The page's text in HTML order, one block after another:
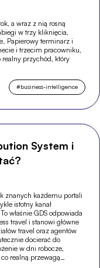
a wraz z nią rosną
w trzy kliknięcia,
Papierowy terminarz i
i trzecim pracowniku,
realny przychód, który
#business-intelligence
System i
znanych każdemu portali
istotny kanał
właśnie GDS odpowiada
travel i stanowi główne
travel oraz agentów
docierać do
w dni robocze,
realną przewagą